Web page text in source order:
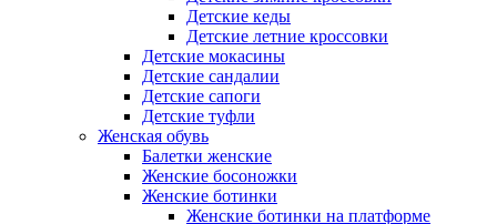
Детские кеды
Детские летние кроссовки
Детские мокасины
Детские сандалии
Детские сапоги
Детские туфли
Женская обувь
Балетки женские
Женские босоножки
Женские ботинки
Женские ботинки на платформе